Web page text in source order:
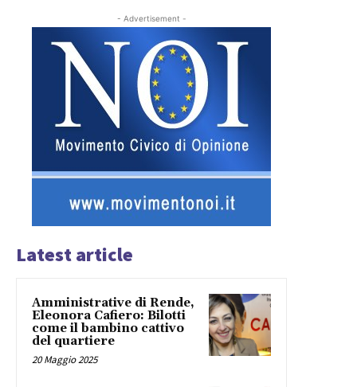
- Advertisement -
Latest article
Amministrative di Rende,
Eleonora Cafiero: Bilotti
come il bambino cattivo
del quartiere
20 Maggio 2025